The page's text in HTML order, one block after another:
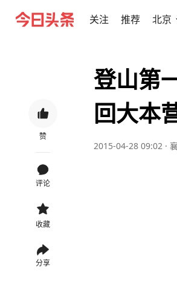
关注 推荐 北京
赞
评论
收藏
分享
登山第
回大本
2015-04-28 09:02 ·